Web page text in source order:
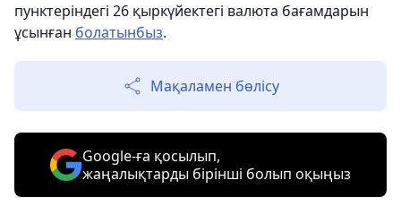
пунктеріндегі 26 қыркүйектегі валюта бағамдарын
ұсынған болатынбыз.
Мақаламен бөлісу
Google-ға қосылып,
жаңалықтарды бірінші болып оқыңыз